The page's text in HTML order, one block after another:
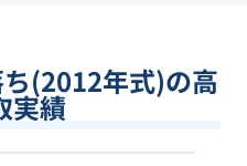
(2012年式)の高
実績